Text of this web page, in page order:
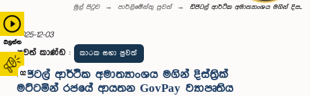
බලන්න
02
මුල් පිටුව පාර්ලි‌මේන්තු පුවත් ඩිජිටල් ආර්ථික අමාත්‍යාංශය මගින් දිස...
2025-12-03
පුවත් කාණ්ඩ : කාරක සභා පුවත්
ඩිජිටල් ආර්ථික අමාත්‍යාංශය මගින් දිස්ත්‍රික්
මට්ටමින් රජයේ ආයතන GovPay ව්‍යාපෘතිය